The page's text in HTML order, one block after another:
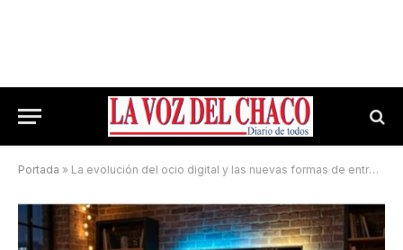
Portada » La evolución del ocio digital y las nuevas formas de entretenimiento en el hogar